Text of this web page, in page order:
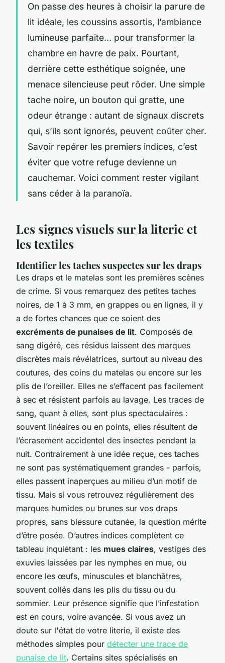
On passe des heures à choisir la parure de
lit idéale, les coussins assortis, l’ambiance
lumineuse parfaite… pour transformer la
chambre en havre de paix. Pourtant,
derrière cette esthétique soignée, une
menace silencieuse peut rôder. Une simple
tache noire, un bouton qui gratte, une
odeur étrange : autant de signaux discrets
qui, s’ils sont ignorés, peuvent coûter cher.
Savoir repérer les premiers indices, c’est
éviter que votre refuge devienne un
cauchemar. Voici comment rester vigilant
sans céder à la paranoïa.
Les signes visuels sur la literie et
les textiles
Identifier les taches suspectes sur les draps
Les draps et le matelas sont les premières scènes
de crime. Si vous remarquez des petites taches
noires, de 1 à 3 mm, en grappes ou en lignes, il y
a de fortes chances que ce soient des
excréments de punaises de lit. Composés de
sang digéré, ces résidus laissent des marques
discrètes mais révélatrices, surtout au niveau des
coutures, des coins du matelas ou encore sur les
plis de l’oreiller. Elles ne s’effacent pas facilement
à sec et résistent parfois au lavage. Les traces de
sang, quant à elles, sont plus spectaculaires :
souvent linéaires ou en points, elles résultent de
l’écrasement accidentel des insectes pendant la
nuit. Contrairement à une idée reçue, ces taches
ne sont pas systématiquement grandes - parfois,
elles passent inaperçues au milieu d’un motif de
tissu. Mais si vous retrouvez régulièrement des
marques humides ou brunes sur vos draps
propres, sans blessure cutanée, la question mérite
d’être posée. D’autres indices complètent ce
tableau inquiétant : les mues claires, vestiges des
exuvies laissées par les nymphes en mue, ou
encore les œufs, minuscules et blanchâtres,
souvent collés dans les plis du tissu ou du
sommier. Leur présence signifie que l’infestation
est en cours, voire avancée. Si vous avez un
doute sur l'état de votre literie, il existe des
méthodes simples pour détecter une trace de
punaise de lit. Certains sites spécialisés en